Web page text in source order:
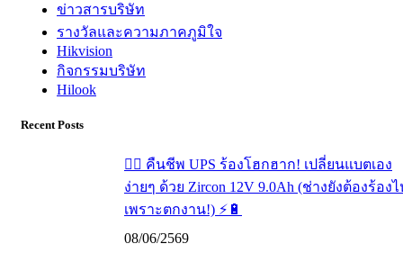
ข่าวสารบริษัท
รางวัลและความภาคภูมิใจ
Hikvision
กิจกรรมบริษัท
Hilook
Recent Posts
🧟‍♂️ คืนชีพ UPS ร้องโฮกฮาก! เปลี่ยนแบตเอง
ง่ายๆ ด้วย Zircon 12V 9.0Ah (ช่างยังต้องร้อง
เพราะตกงาน!) ⚡️🔋
08/06/2569